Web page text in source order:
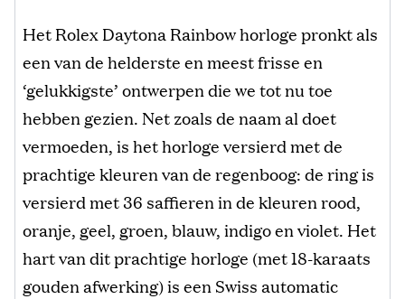
Het Rolex Daytona Rainbow horloge pronkt als
een van de helderste en meest frisse en
‘gelukkigste’ ontwerpen die we tot nu toe
hebben gezien. Net zoals de naam al doet
vermoeden, is het horloge versierd met de
prachtige kleuren van de regenboog: de ring is
versierd met 36 saffieren in de kleuren rood,
oranje, geel, groen, blauw, indigo en violet. Het
hart van dit prachtige horloge (met 18-karaats
gouden afwerking) is een Swiss automatic